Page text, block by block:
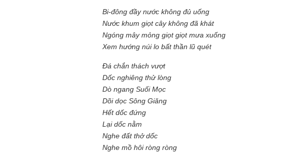
Bi-đông đầy nước không đủ uống
Nước khum giọt cây không đã khát
Ngóng mây mỏng giọt giọt mưa xuống
Xem hướng núi lo bất thần lũ quét
Đá chắn thách vượt
Dốc nghiêng thử lòng
Dò ngang Suối Mọc
Dõi dọc Sông Giăng
Hết dốc đứng
Lại dốc nằm
Nghe đất thở dốc
Nghe mồ hôi ròng ròng